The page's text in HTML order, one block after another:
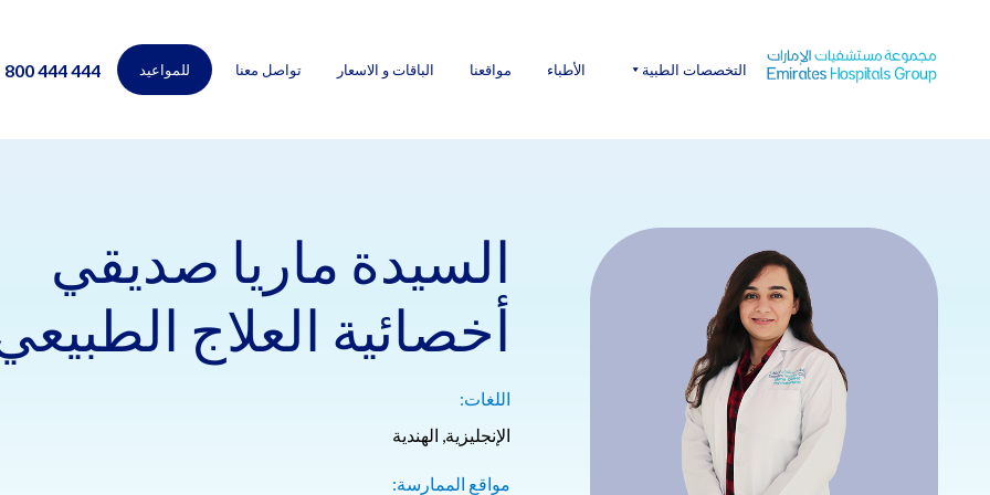
content
التخصصات الطبية الأطباء مواقعنا الباقات و الاسعار تواصل معنا للمواعيد 800 444 444
السيدة ماريا صديقي
أخصائية العلاج
اللغات:
الإنجليزية, الهندية
مواقع الممارسة: